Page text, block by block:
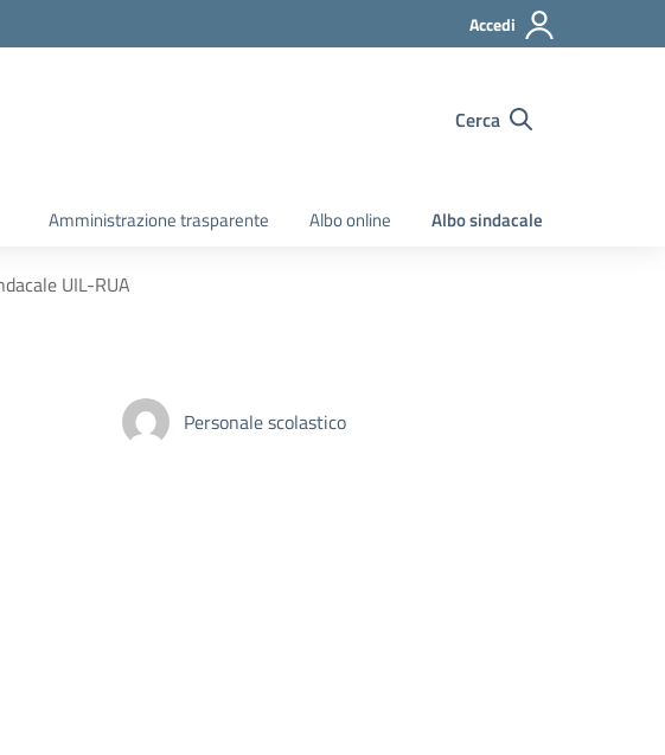
Accedi
Cerca
Amministrazione trasparente Albo online Albo sindacale
UIL-RUA
Personale scolastico